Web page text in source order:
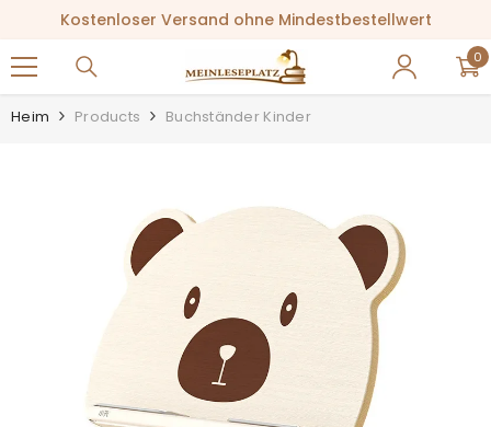
Kostenloser Versand ohne Mindestbestellwert
0
0
Heim Products Buchständer Kinder